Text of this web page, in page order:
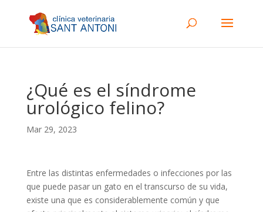
¿Qué es el síndrome
urológico felino?
Mar 29, 2023
Entre las distintas enfermedades o infecciones por las
que puede pasar un gato en el transcurso de su vida,
existe una que es considerablemente común y que